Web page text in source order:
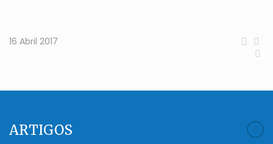
16 Abril 2017
ARTIGOS